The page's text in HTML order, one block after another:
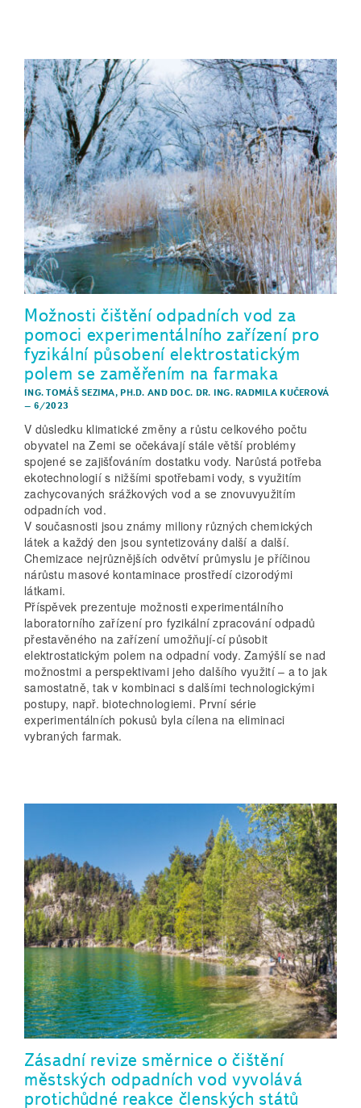
Možnosti čištění odpadních vod za
pomoci experimentálního zařízení pro
fyzikální působení elektrostatickým
polem se zaměřením na farmaka
ING. TOMÁŠ SEZIMA, PH.D. AND DOC. DR. ING. RADMILA KUČEROVÁ
– 6/2023
V důsledku klimatické změny a růstu celkového počtu
obyvatel na Zemi se očekávají stále větší problémy
spojené se zajišťováním dostatku vody. Narůstá potřeba
ekotechnologií s nižšími spotřebami vody, s využitím
zachycovaných srážkových vod a se znovuvyužitím
odpadních vod.
V současnosti jsou známy miliony různých chemických
látek a každý den jsou syntetizovány další a další.
Chemizace nejrůznějších odvětví průmyslu je příčinou
nárůstu masové kontaminace prostředí cizorodými
látkami.
Příspěvek prezentuje možnosti experimentálního
laboratorního zařízení pro fyzikální zpracování odpadů
přestavěného na zařízení umožňují-cí působit
elektrostatickým polem na odpadní vody. Zamýšlí se nad
možnostmi a perspektivami jeho dalšího využití – a to jak
samostatně, tak v kombinaci s dalšími technologickými
postupy, např. biotechnologiemi. První série
experimentálních pokusů byla cílena na eliminaci
vybraných farmak.
Zásadní revize směrnice o čištění
městských odpadních vod vyvolává
protichůdné reakce členských států